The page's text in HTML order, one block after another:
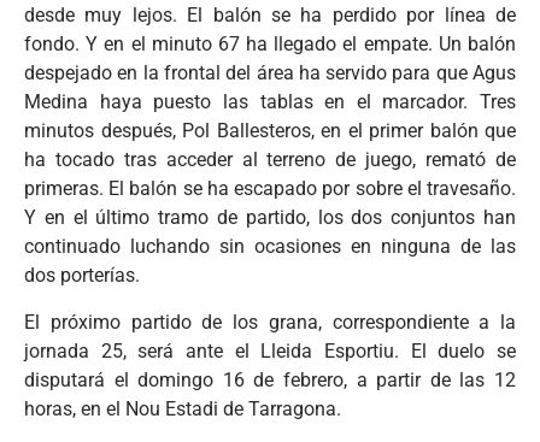
desde muy lejos. El balón se ha perdido por línea de
fondo. Y en el minuto 67 ha llegado el empate. Un balón
despejado en la frontal del área ha servido para que Agus
Medina haya puesto las tablas en el marcador. Tres
minutos después, Pol Ballesteros, en el primer balón que
ha tocado tras acceder al terreno de juego, remató de
primeras. El balón se ha escapado por sobre el travesaño.
Y en el último tramo de partido, los dos conjuntos han
continuado luchando sin ocasiones en ninguna de las
dos porterías.
El próximo partido de los grana, correspondiente a la
jornada 25, será ante el Lleida Esportiu. El duelo se
disputará el domingo 16 de febrero, a partir de las 12
horas, en el Nou Estadi de Tarragona.